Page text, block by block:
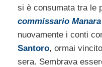
si è consumata tra le
commissario Manara
nuovamente i conti
Santoro, ormai
sera. Sembrava